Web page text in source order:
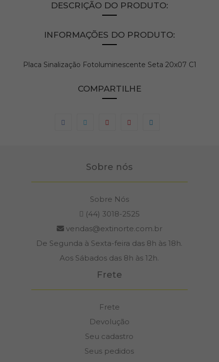
DESCRIÇÃO DO PRODUTO:
INFORMAÇÕES DO PRODUTO:
Placa Sinalização Fotoluminescente Seta 20x07 C1
COMPARTILHE
Sobre nós
Sobre Nós
(44) 3018-2525
vendas@extinorte.com.br
De Segunda à Sexta-feira das 8h às 18h.
Aos Sábados das 8h às 12h.
Frete
Frete
Devolução
Seu cadastro
Seus pedidos